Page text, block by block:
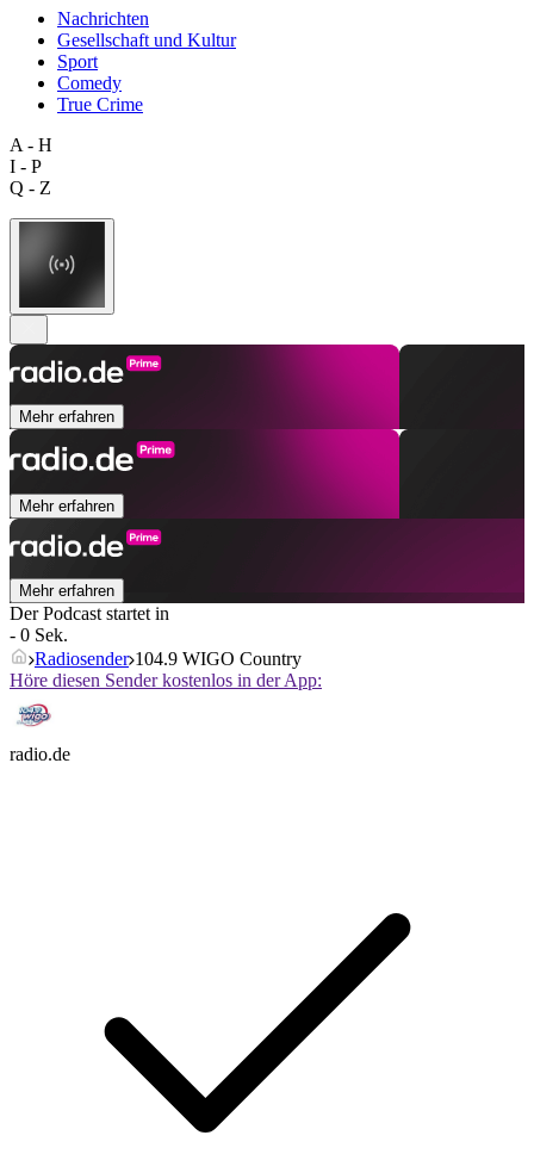
Nachrichten
Gesellschaft und Kultur
Sport
Comedy
True Crime
A - H
I - P
Q - Z
Mehr erfahren
Mehr erfahren
Mehr erfahren
Der Podcast startet in
- 0 Sek.
Radiosender 104.9 WIGO Country
Höre diesen Sender kostenlos in der App:
radio.de